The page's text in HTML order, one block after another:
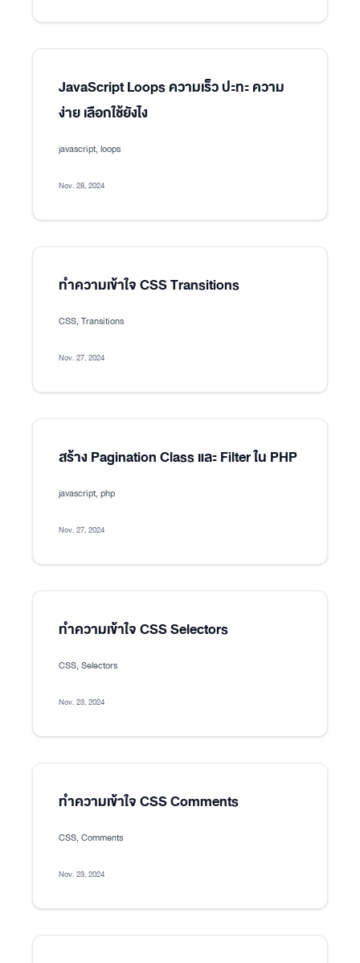
JavaScript Loops ความเร็ว ปะทะ ความ
ง่าย เลือกใช้ยังไง
javascript, loops
Nov. 28, 2024
ทำความเข้าใจ CSS Transitions
CSS, Transitions
Nov. 27, 2024
สร้าง Pagination Class และ Filter ใน PHP
javascript, php
Nov. 27, 2024
ทำความเข้าใจ CSS Selectors
CSS, Selectors
Nov. 23, 2024
ทำความเข้าใจ CSS Comments
CSS, Comments
Nov. 23, 2024